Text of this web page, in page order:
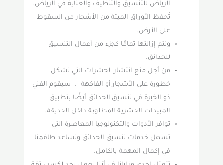
الرياض للتنسيق والتنظيف والعناية في الرياض.
تُحفظ الأوراق الميتة من الأشجار من السقوط
على الأرض.
وتتم إزالتها تمامًا كجزء من أعمال التنسيق
للحدائق.
من أجل منع انتشار الحشرات التي تشكل
خطورة على الأشجار أو الفاكهة . سيقوم الفني
ذو الخبرة في تنسيق الحدائق أيضًا بتطبيق
المبيدات الحشرية المطلوبة داخل الحديقة.
توافر الأدوات والتكنولوجيا المعاصرة التي
تسهل خدمات تنسيق الحدائق وتساعد طاقمنا
في إكمال المهمة بالكامل.